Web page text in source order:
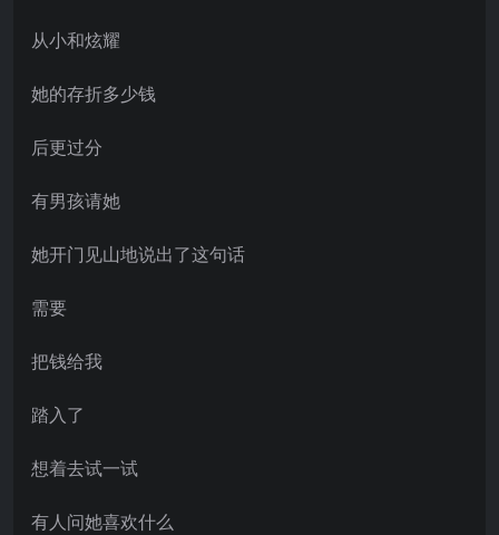
从小和炫耀
她的存折多少钱
后更过分
有男孩请她
她开门见山地说出了这句话
需要
把钱给我
踏入了
想着去试一试
有人问她喜欢什么